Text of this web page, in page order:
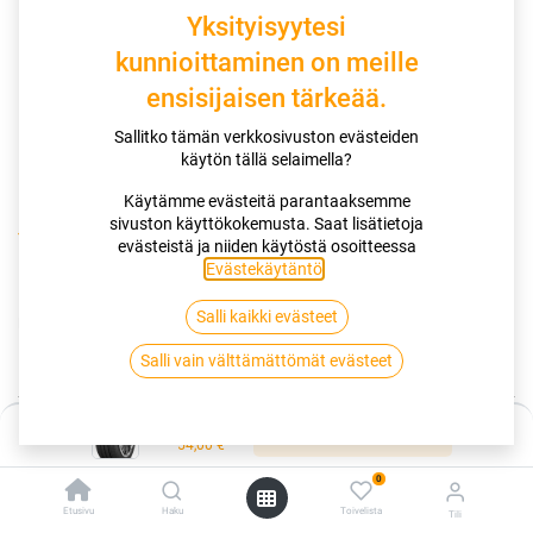
54,00€
Etusivu Haku
0
Toivelista Tili
Kauppa 145/70R12 69T NANKANG NA-1
145/70R12 69T NANKANG NA-1
Tuotekoodi:255128
Toimitusaika:3 arkipäivää
Lisää ostoskoriin
Yksityisyytesi
kunnioittaminen on meille
ensisijaisen tärkeää.
Sallitko tämän verkkosivuston evästeiden
käytön tällä selaimella?
Käytämme evästeitä parantaaksemme
sivuston käyttökokemusta. Saat lisätietoja
evästeistä ja niiden käytöstä osoitteessa
Evästekäytäntö
Salli kaikki evästeet
Salli vain välttämättömät evästeet